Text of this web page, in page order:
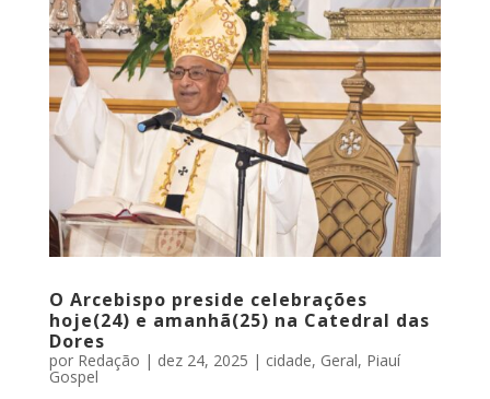
O Arcebispo preside celebrações
hoje(24) e amanhã(25) na Catedral das
Dores
por Redação | dez 24, 2025 | cidade, Geral, Piauí
Gospel